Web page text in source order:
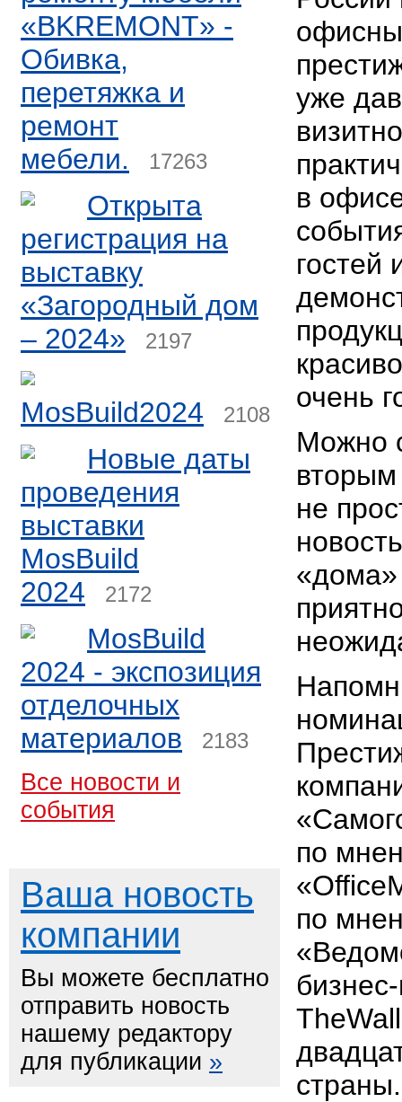
«BKREMONT» -
Обивка,
перетяжка и
ремонт
мебели.
17263
Открыта
регистрация на
выставку
«Загородный дом
– 2024»
2197
MosBuild2024 2108
Новые даты
проведения
выставки
MosBuild
2024
2172
MosBuild
2024 - экспозиция
отделочных
материалов
2183
Все новости и
события
Ваша новость
компании
Вы можете бесплатно
отправить новость
нашему редактору
для публикации »
уже
в
гостей
очень
Можно
не
«дома»
по
по
страны.